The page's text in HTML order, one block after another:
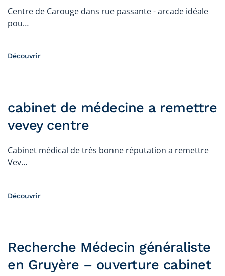
Centre de Carouge dans rue passante - arcade idéale
pou…
Découvrir
cabinet de médecine a remettre
vevey centre
Cabinet médical de très bonne réputation a remettre
Vev…
Découvrir
Recherche Médecin généraliste
en Gruyère – ouverture cabinet